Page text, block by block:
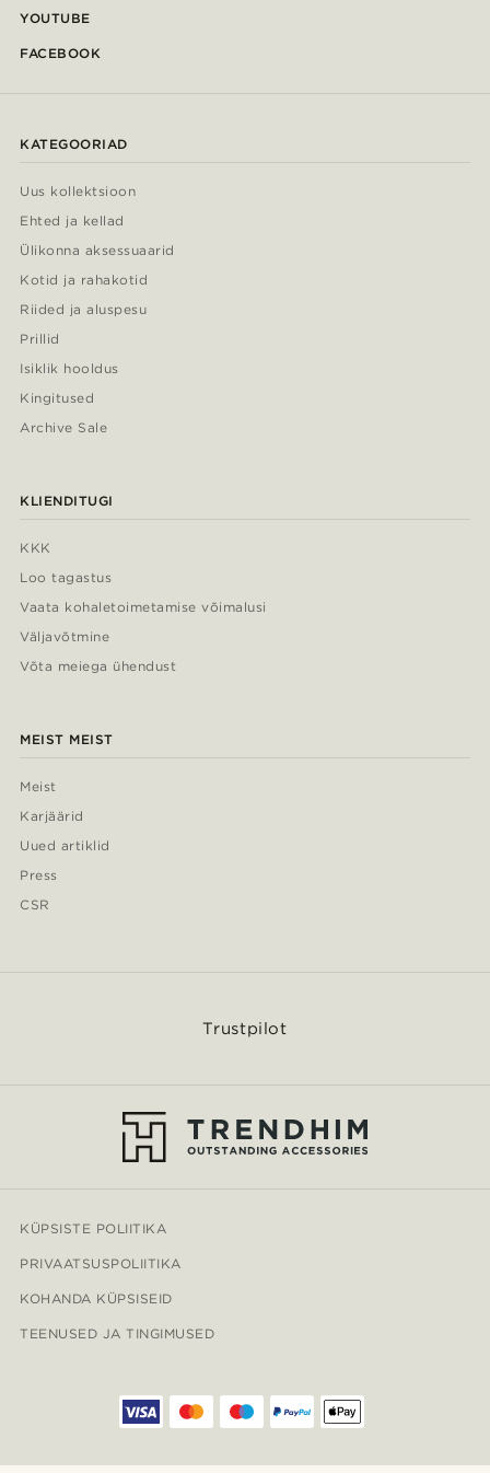
YOUTUBE
FACEBOOK
KATEGOORIAD
Uus kollektsioon
Ehted ja kellad
Ülikonna aksessuaarid
Kotid ja rahakotid
Riided ja aluspesu
Prillid
Isiklik hooldus
Kingitused
Archive Sale
KLIENDITUGI
KKK
Loo tagastus
Vaata kohaletoimetamise võimalusi
Väljavõtmine
Võta meiega ühendust
MEIST MEIST
Meist
Karjäärid
Uued artiklid
Press
CSR
Trustpilot
KÜPSISTE POLIITIKA
PRIVAATSUSPOLIITIKA
KOHANDA KÜPSISEID
TEENUSED JA TINGIMUSED